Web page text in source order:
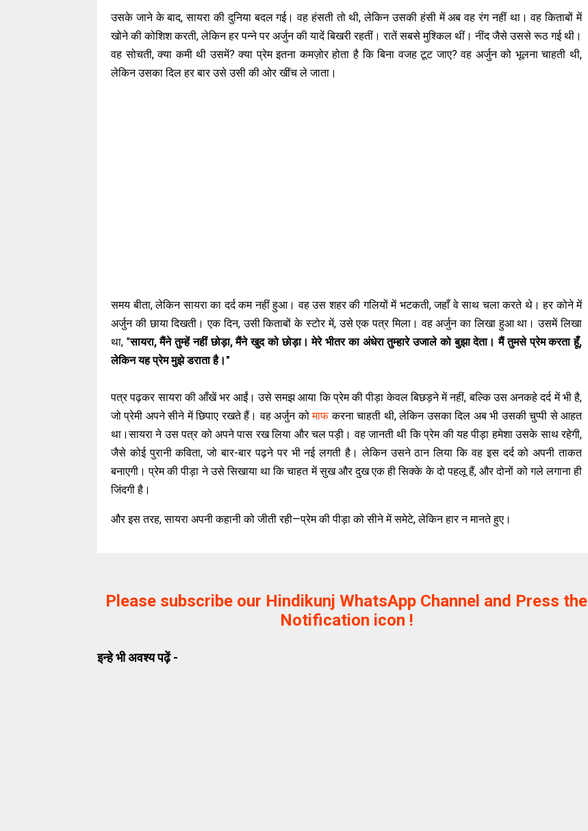
उसके जाने के बाद, सायरा की दुनिया बदल गई। वह हंसती तो थी, लेकिन उसकी हंसी में अब वह रंग नहीं था। वह किताबों में
खोने की कोशिश करती, लेकिन हर पन्ने पर अर्जुन की यादें बिखरी रहतीं। रातें सबसे मुश्किल थीं। नींद जैसे उससे रूठ गई थी।
वह सोचती, क्या कमी थी उसमें? क्या प्रेम इतना कमज़ोर होता है कि बिना वजह टूट जाए? वह अर्जुन को भूलना चाहती थी,
लेकिन उसका दिल हर बार उसे उसी की ओर खींच ले जाता।
समय बीता, लेकिन सायरा का दर्द कम नहीं हुआ। वह उस शहर की गलियों में भटकती, जहाँ वे साथ चला करते थे। हर कोने में
अर्जुन की छाया दिखती। एक दिन, उसी किताबों के स्टोर में, उसे एक पत्र मिला। वह अर्जुन का लिखा हुआ था। उसमें लिखा
था, "सायरा, मैंने तुम्हें नहीं छोड़ा, मैंने खुद को छोड़ा। मेरे भीतर का अंधेरा तुम्हारे उजाले को बुझा देता। मैं तुमसे प्रेम करता हूँ,
लेकिन यह प्रेम मुझे डराता है।"
पत्र पढ़कर सायरा की आँखें भर आईं। उसे समझ आया कि प्रेम की पीड़ा केवल बिछड़ने में नहीं, बल्कि उस अनकहे दर्द में भी है,
जो प्रेमी अपने सीने में छिपाए रखते हैं। वह अर्जुन कोमाफ करना चाहती थी, लेकिन उसका दिल अब भी उसकी चुप्पी से आहत
था।सायरा ने उस पत्र को अपने पास रख लिया और चल पड़ी। वह जानती थी कि प्रेम की यह पीड़ा हमेशा उसके साथ रहेगी,
जैसे कोई पुरानी कविता, जो बार-बार पढ़ने पर भी नई लगती है। लेकिन उसने ठान लिया कि वह इस दर्द को अपनी ताकत
बनाएगी। प्रेम की पीड़ा ने उसे सिखाया था कि चाहत में सुख और दुख एक ही सिक्के के दो पहलू हैं, और दोनों को गले लगाना ही
जिंदगी है।
और इस तरह, सायरा अपनी कहानी को जीती रही—प्रेम की पीड़ा को सीने में समेटे, लेकिन हार न मानते हुए।
Please subscribe our Hindikunj WhatsApp Channel and Press the
Notification icon !
इन्हे भी अवश्य पढ़ें -